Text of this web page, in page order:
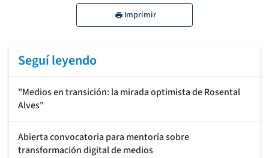
Imprimir
Seguí leyendo
"Medios en transición: la mirada optimista de Rosental
Alves"
Abierta convocatoria para mentoría sobre
transformación digital de medios